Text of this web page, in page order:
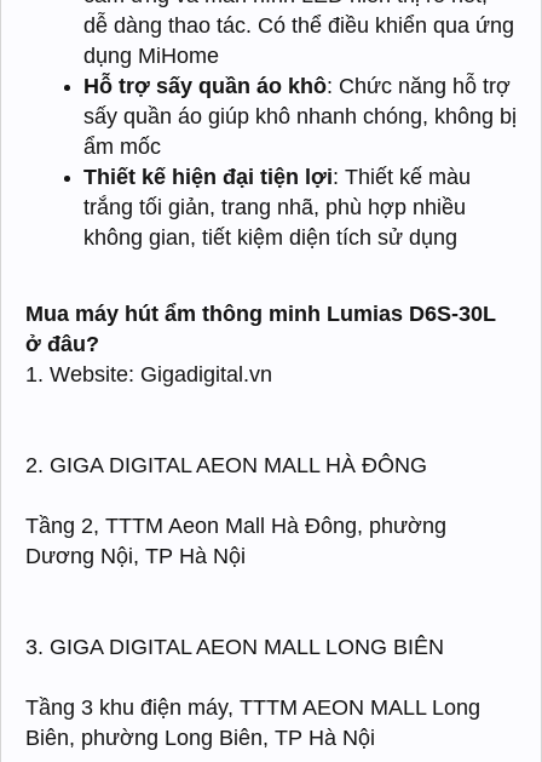
dễ dàng thao tác. Có thể điều khiển qua ứng
dụng MiHome
Hỗ trợ sấy quần áo khô: Chức năng hỗ trợ
sấy quần áo giúp khô nhanh chóng, không bị
ẩm mốc
Thiết kế hiện đại tiện lợi: Thiết kế màu
trắng tối giản, trang nhã, phù hợp nhiều
không gian, tiết kiệm diện tích sử dụng
Mua máy hút ẩm thông minh Lumias D6S-30L
ở đâu?
1. Website: Gigadigital.vn
2. GIGA DIGITAL AEON MALL HÀ ĐÔNG
Tầng 2, TTTM Aeon Mall Hà Đông, phường
Dương Nội, TP Hà Nội
3. GIGA DIGITAL AEON MALL LONG BIÊN
Tầng 3 khu điện máy, TTTM AEON MALL Long
Biên, phường Long Biên, TP Hà Nội